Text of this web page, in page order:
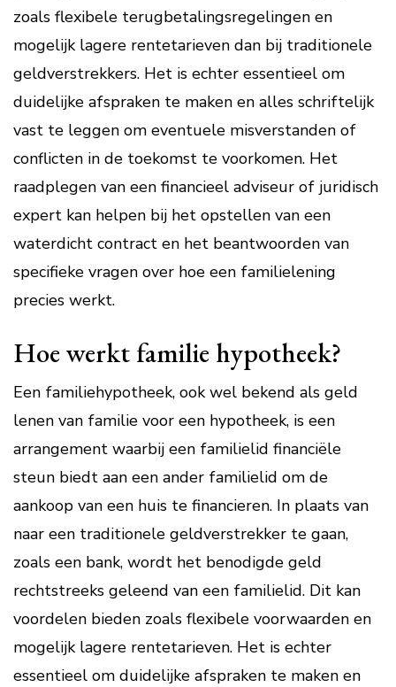
zoals flexibele terugbetalingsregelingen en
mogelijk lagere rentetarieven dan bij traditionele
geldverstrekkers. Het is echter essentieel om
duidelijke afspraken te maken en alles schriftelijk
vast te leggen om eventuele misverstanden of
conflicten in de toekomst te voorkomen. Het
raadplegen van een financieel adviseur of juridisch
expert kan helpen bij het opstellen van een
waterdicht contract en het beantwoorden van
specifieke vragen over hoe een familielening
precies werkt.
Hoe werkt familie hypotheek?
Een familiehypotheek, ook wel bekend als geld
lenen van familie voor een hypotheek, is een
arrangement waarbij een familielid financiële
steun biedt aan een ander familielid om de
aankoop van een huis te financieren. In plaats van
naar een traditionele geldverstrekker te gaan,
zoals een bank, wordt het benodigde geld
rechtstreeks geleend van een familielid. Dit kan
voordelen bieden zoals flexibele voorwaarden en
mogelijk lagere rentetarieven. Het is echter
essentieel om duidelijke afspraken te maken en